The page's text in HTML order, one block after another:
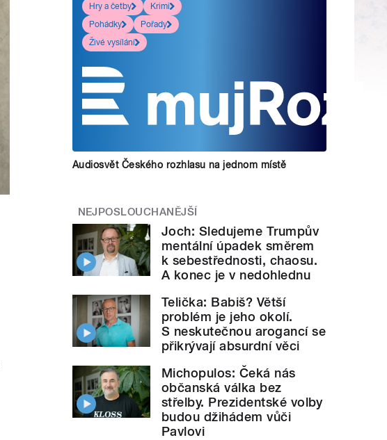
Hry a četby
Krimi
Pohádky
Pořady
Živé vysílání
Audiosvět Českého rozhlasu na jednom místě
NEJPOSLOUCHANĚJŠÍ
Joch: Sledujeme Trumpův
mentální úpadek směrem
k sebestřednosti, chaosu.
A konec je v nedohlednu
Telička: Babiš? Větší
problém je jeho okolí.
S neskutečnou arogancí se
přikrývají absurdní věci
Michopulos: Čeká nás
občanská válka bez
střelby. Prezidentské volby
budou džihádem vůči
Pavlovi